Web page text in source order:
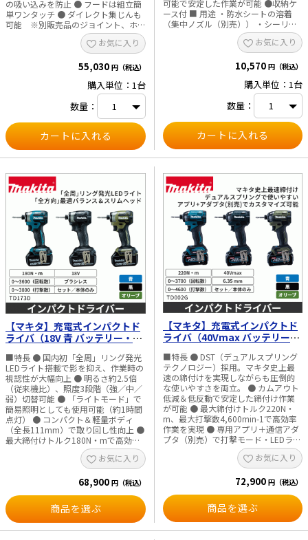
暑さ対策
の吸い込みを防止 ● フードは組立簡
単ワンタッチ ● ダイレクト集じんも
可能 ※別販売品のジョイント、ホー
スが必要です。 ● ポッキンプラグ付
● 質量9.3kgで持ち運びしやすい ■
用途 ・コンクリートの切断、研磨時
8.7 m³／min ・最大真空度：
5kPa（510 mm水柱） ・集じん容
量：100L ・接続口径（ホース内
径）：φ75mm ・電源：単相100V ・
電流：11A ・消費電力：1,050W ・コ
ード長さ：5m ・標準付属品：ホース
コンプリート（φ75mm×2.5m、口元
取付金具付）、ダストバッグ ・本機
寸法：長さ285mm×幅287mm×高
粉じん専用です。 ※アスベスト（石
綿）周辺の環境下（除去作業含む）で
使用しないでください。 ※ダイレク
ト集じんには別販売品のジョイント、
ホースが必要です。
お気に入り
55,030 円（税込）
購入単位：1台
数量：
可能で安定した作業が可能 ●収納ケ
ース付 ■ 用途 ・防水シートの溶着
（集中ノズル（別売）） ・シーリン
グ剤の乾燥や剥離（ガラス保護ノズ
ル） ・熱収縮フィルムの加熱包装
（平面ノズル） ・樹脂管の曲げ加工
（曲面ノズル） ・塗装やシール剥が
ッチ1：50～350℃ スイッチ2：80～
550℃ ・風量 スイッチ1：200L／min
スイッチ2：400L／min ・ノズル取付
径：34.5mm ・電源：単相100V ・電
流：12A ・消費電力：1200W ・コー
ド長さ：2m ・本機寸法：長さ
257mm×幅85mm×高さ206mm ・
質量：0.67kg ・標準付属品：ガラス
ル、丸ノズル、スクレーパ（2種類）
※アスベスト（石綿）周辺の環境下
（除去作業含む）で使用しないでく
ださい。 ※集中ノズル（平）は別売
品です。 ※使用後は高温部に注意
し、冷却してから保管してくださ
お気に入り
10,570 円（税込）
購入単位：1台
数量：
【マキタ】充電式インパクトド
ライバ（18V 青 バッテリー・充
ー TD173D
■特長 ● 国内初「全周」リング発光
LEDライト搭載で影を抑え、作業時の
視認性が大幅向上 ● 明るさ約2.5倍
（従来機比）、照度3段階（強／中／
弱）切替可能 ● 「ライトモード」で
簡易照明としても使用可能（約1時間
点灯） ● コンパクト＆軽量ボディ
（全長111mm）で取り回し性向上 ●
最大締付けトルク180N・mで高効率
作業 ● 新トリガスイッチにより直感
的な無段変速操作が可能 ● 「全方
向」最適バランス設計で安定した締付
け作業を実現 ● 軸芯に近い握り部で
カムアウト低減 ● バッテリ後方オフ
セットにより重心最適化＆干渉軽減
● 見やすく操作しやすい後方配置の
操作パネル ● ビット振れ低減（ダブ
ルボールベアリング採用） ● 新形状
お気に入り
68,900 円（税込）
商品を選ぶ
【マキタ】充電式インパクトド
ライバ（40Vmax バッテリー・
カラー TD002G
■特長 ● DST（デュアルスプリング
テクノロジー）採用。マキタ史上最
速の締付けを実現しながらも圧倒的
な使いやすさを両立。 ● カムアウト
低減＆低反動で安定した締付け作業
が可能 ● 最大締付けトルク220N・
m、最大打撃数4,600min-1で高効率
作業を実現 ● 専用アプリ＋通信アダ
プタ（別売）で打撃モード・LEDライ
トのカスタマイズが可能 ● 打撃モー
ド4段（最速・強・中・弱）で作業に
応じた最適設定が可能 ● 木材・テク
ス・ボルトに対応した「楽らく6モー
ド」搭載 ● カスタマイズ設定を最大
10件登録可能、プリセット5種で即使
用可能 ● 4灯LEDライト搭載（ライト
モード付）で作業時の視認性向上 ●
業界最小「ゼロブレ」によりビット
お気に入り
72,900 円（税込）
商品を選ぶ